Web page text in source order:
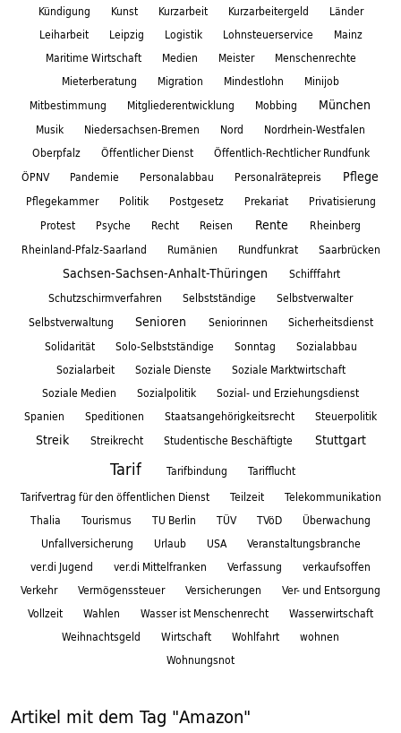
Kündigung
Kunst Kurzarbeit Kurzarbeitergeld
Länder
Leiharbeit
Leipzig Logistik Lohnsteuerservice
Mainz
Maritime Wirtschaft
Medien Meister
Menschenrechte
Mieterberatung
Migration Mindestlohn
Minijob
Mitbestimmung
Mitgliederentwicklung Mobbing München
Musik Niedersachsen-Bremen Nord
Nordrhein-Westfalen
Oberpfalz
Öffentlicher Dienst
Öffentlich-Rechtlicher Rundfunk
ÖPNV
Pandemie Personalabbau Personalrätepreis Pflege
Pflegekammer Politik Postgesetz Prekariat
Privatisierung
Protest
Psyche Recht Reisen Rente
Rheinberg
Rheinland-Pfalz-Saarland
Rumänien Rundfunkrat Saarbrücken
Sachsen-Sachsen-Anhalt-Thüringen
Schifffahrt
Schutzschirmverfahren
Selbstständige
Selbstverwalter
Selbstverwaltung
Senioren Seniorinnen
Sicherheitsdienst
Solidarität
Solo-Selbstständige Sonntag
Sozialabbau
Sozialarbeit
Soziale Dienste
Soziale Marktwirtschaft
Soziale Medien
Sozialpolitik
Sozial- und Erziehungsdienst
Spanien
Speditionen Staatsangehörigkeitsrecht Steuerpolitik
Streik Streikrecht Studentische Beschäftigte Stuttgart
Tarif Tarifbindung
Tarifflucht
Tarifvertrag für den öffentlichen Dienst
Teilzeit
Telekommunikation
Thalia
Tourismus TU Berlin TÜV TVöD
Überwachung
Unfallversicherung
Urlaub USA
Veranstaltungsbranche
ver.di Jugend
ver.di Mittelfranken Verfassung
verkaufsoffen
Verkehr
Vermögenssteuer Versicherungen
Ver- und Entsorgung
Vollzeit
Wahlen Wasser ist Menschenrecht
Wasserwirtschaft
Weihnachtsgeld
Wirtschaft Wohlfahrt
wohnen
Wohnungsnot
Artikel mit dem Tag "Amazon"